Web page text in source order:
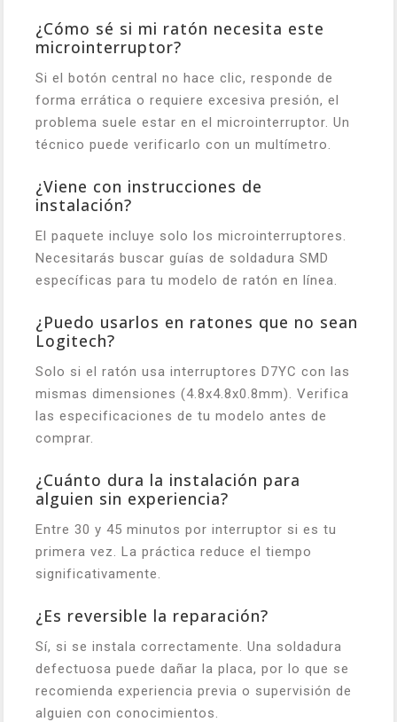
¿Cómo sé si mi ratón necesita este
microinterruptor?
Si el botón central no hace clic, responde de
forma errática o requiere excesiva presión, el
problema suele estar en el microinterruptor. Un
técnico puede verificarlo con un multímetro.
¿Viene con instrucciones de
instalación?
El paquete incluye solo los microinterruptores.
Necesitarás buscar guías de soldadura SMD
específicas para tu modelo de ratón en línea.
¿Puedo usarlos en ratones que no sean
Logitech?
Solo si el ratón usa interruptores D7YC con las
mismas dimensiones (4.8x4.8x0.8mm). Verifica
las especificaciones de tu modelo antes de
comprar.
¿Cuánto dura la instalación para
alguien sin experiencia?
Entre 30 y 45 minutos por interruptor si es tu
primera vez. La práctica reduce el tiempo
significativamente.
¿Es reversible la reparación?
Sí, si se instala correctamente. Una soldadura
defectuosa puede dañar la placa, por lo que se
recomienda experiencia previa o supervisión de
alguien con conocimientos.